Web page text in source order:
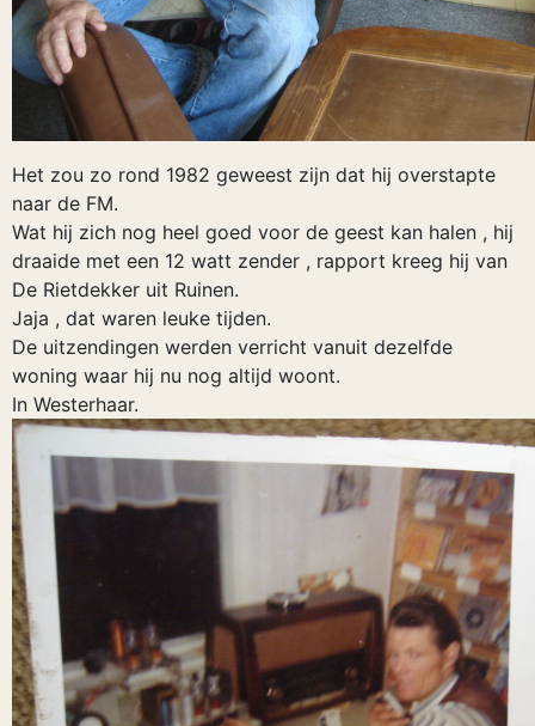
Het zou zo rond 1982 geweest zijn dat hij overstapte
naar de FM.
Wat hij zich nog heel goed voor de geest kan halen , hij
draaide met een 12 watt zender , rapport kreeg hij van
De Rietdekker uit Ruinen.
Jaja , dat waren leuke tijden.
De uitzendingen werden verricht vanuit dezelfde
woning waar hij nu nog altijd woont.
In Westerhaar.